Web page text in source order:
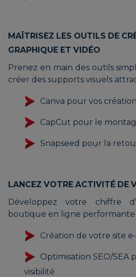
MAÎTRISEZ LES OUTILS DE
GRAPHIQUE ET VIDÉO
Prenez en main des outils
créer des supports visuels
Canva pour vos
CapCut pour le
Snapseed pour la
LANCEZ VOTRE ACTIVITÉ DE
Développez votre chiffre
boutique en ligne performante
Création de votre site
Optimisation SEO/
visibilité